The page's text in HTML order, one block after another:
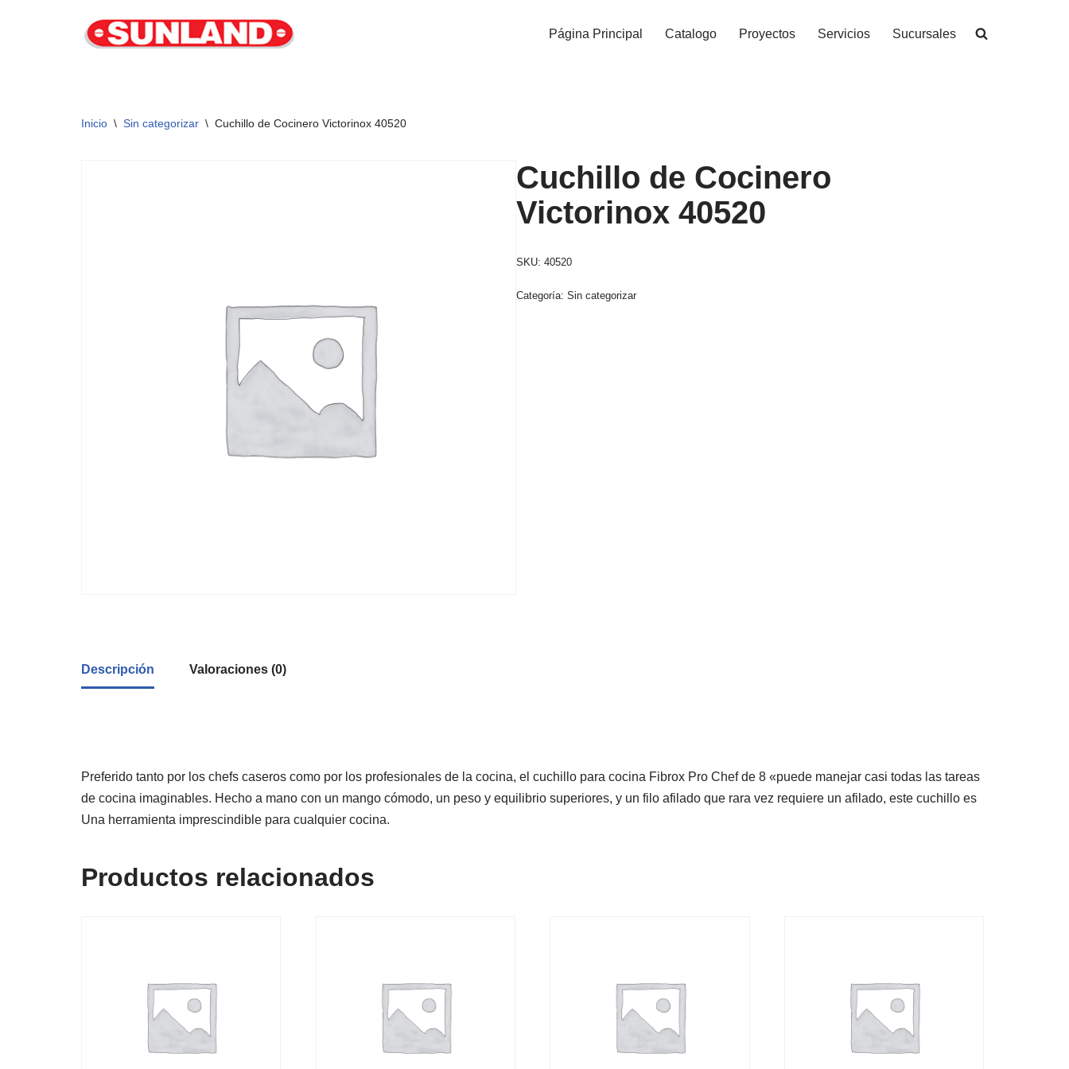
Página Principal Catalogo Proyectos Servicios Sucursales
Inicio \ Sin categorizar \ Cuchillo de Cocinero Victorinox 40520
Cuchillo de Cocinero
Victorinox 40520
SKU:40520
Categoría:Sin categorizar
Descripción Valoraciones (0)
Preferido tanto por los chefs caseros como por los profesionales de la cocina, el cuchillo para cocina Fibrox Pro Chef de 8 «puede manejar casi todas las tareas
de cocina imaginables. Hecho a mano con un mango cómodo, un peso y equilibrio superiores, y un filo afilado que rara vez requiere un afilado, este cuchillo es
Una herramienta imprescindible para cualquier cocina.
Productos relacionados